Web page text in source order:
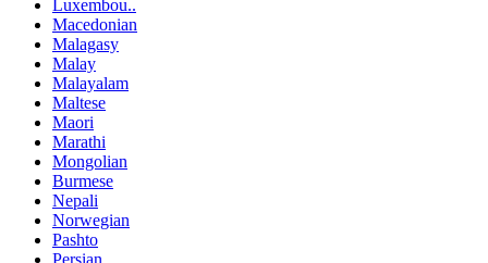
Luxembou..
Macedonian
Malagasy
Malay
Malayalam
Maltese
Maori
Marathi
Mongolian
Burmese
Nepali
Norwegian
Pashto